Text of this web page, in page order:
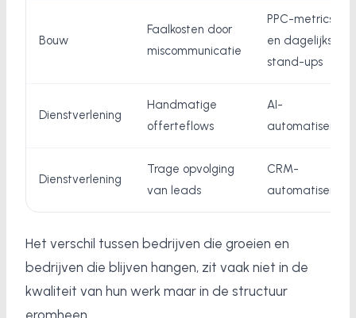
Bouw
Faalkosten door
miscommunicatie
PPC-metrics
en dagelijkse
stand-ups
Dienstverlening
Handmatige
offerteflows
AI-
automatisering
Dienstverlening
Trage opvolging
van leads
CRM-
automatisering
Het verschil tussen bedrijven die groeien en
bedrijven die blijven hangen, zit vaak niet in de
kwaliteit van hun werk maar in de structuur
eromheen.